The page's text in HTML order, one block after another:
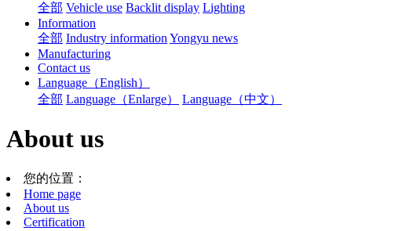
全部 Vehicle use Backlit display Lighting
Information
全部 Industry information Yongyu news
Manufacturing
Contact us
Language（English）
全部 Language（Enlarge） Language（中文）
About us
您的位置：
Home page
About us
Certification